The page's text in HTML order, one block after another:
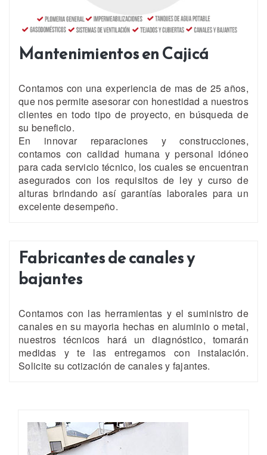
Mantenimientos en Cajicá
Contamos con una experiencia de mas de 25 años,
que nos permite asesorar con honestidad a nuestros
clientes en todo tipo de proyecto, en búsqueda de
su beneficio.
En innovar reparaciones y construcciones,
contamos con calidad humana y personal idóneo
para cada servicio técnico, los cuales se encuentran
asegurados con los requisitos de ley y curso de
alturas brindando así garantías laborales para un
excelente desempeño.
Fabricantes de canales y
bajantes
Contamos con las herramientas y el suministro de
canales en su mayoria hechas en aluminio o metal,
nuestros técnicos hará un diagnóstico, tomarán
medidas y te las entregamos con instalación.
Solicite su cotización de canales y fajantes.